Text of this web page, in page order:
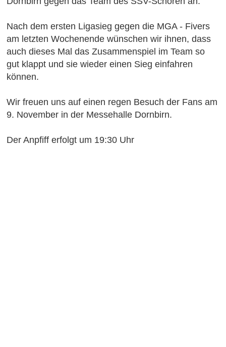
Nach dem ersten Ligasieg gegen die MGA - Fivers
am letzten Wochenende wünschen wir ihnen, dass
auch dieses Mal das Zusammenspiel im Team so
gut klappt und sie wieder einen Sieg einfahren
können.
Wir freuen uns auf einen regen Besuch der Fans am
9. November in der Messehalle Dornbirn.
Der Anpfiff erfolgt um 19:30 Uhr